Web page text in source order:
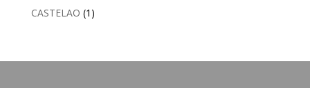
CASTELAO (1)